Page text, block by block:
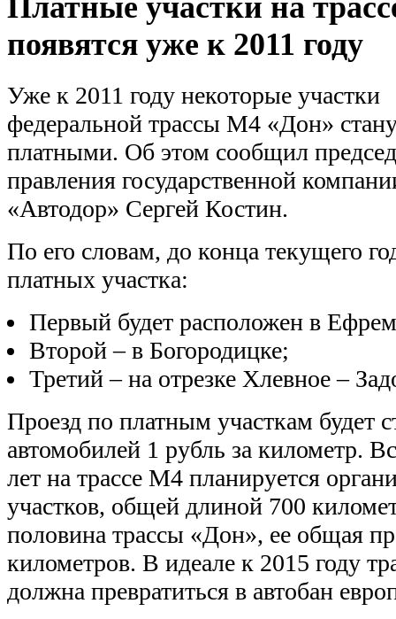
Платные участки на
появятся уже к 2011 году
Уже к 2011 году некоторые участки
федеральной трассы М4 «Дон»
платными. Об этом сообщил
правления государственной
«Автодор» Сергей Костин.
По его словам, до конца текущего
платных участка:
Первый будет расположен в
Второй – в Богородицке;
Третий – на отрезке Хлевное –
Проезд по платным участкам будет
автомобилей 1 рубль за километр.
лет на трассе М4 планируется
участков, общей длиной 700
половина трассы «Дон», ее общая
километров. В идеале к 2015 году
должна превратиться в автобан